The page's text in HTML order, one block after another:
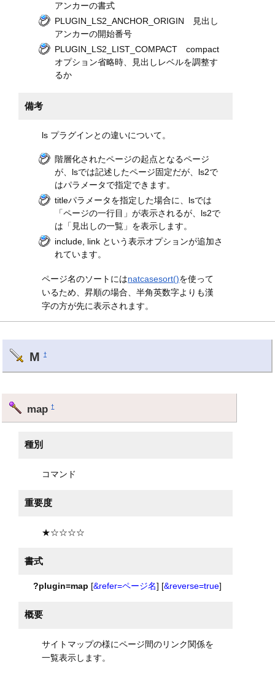
アンカーの書式
PLUGIN_LS2_ANCHOR_ORIGIN 見出し
アンカーの開始番号
PLUGIN_LS2_LIST_COMPACT compact
オプション省略時、見出しレベルを調整す
るか
備考
ls プラグインとの違いについて。
階層化されたページの起点となるページ
が、lsでは記述したページ固定だが、ls2で
はパラメータで指定できます。
titleパラメータを指定した場合に、lsでは
「ページの一行目」が表示されるが、ls2で
は「見出しの一覧」を表示します。
include, link という表示オプションが追加さ
れています。
ページ名のソートにはnatcasesort()を使って
いるため、昇順の場合、半角英数字よりも漢
字の方が先に表示されます。
M †
map†
種別
コマンド
重要度
★☆☆☆☆
書式
?plugin=map [&refer=ページ名] [&reverse=true]
概要
サイトマップの様にページ間のリンク関係を
一覧表示します。